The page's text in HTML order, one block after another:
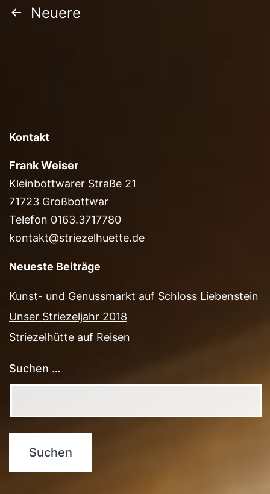
Seitennummerierung
Neuere
Kontakt
Frank Weiser
Kleinbottwarer Straße 21
71723 Großbottwar
Telefon 0163.3717780
kontakt@striezelhuette.de
Neueste Beiträge
Kunst- und Genussmarkt auf Schloss Liebenstein
Unser Striezeljahr 2018
Striezelhütte auf Reisen
Suchen …